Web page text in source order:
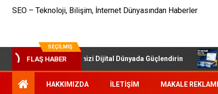
SEO – Teknoloji, Bilişim, İnternet Dünyasından Haberler
SEÇILMIŞ
FLAŞ HABER
Paketleri: İşletmenizi Dijital Dünyada Güçlendirin
HAKKIMIZDA İLETIŞIM MAKALE